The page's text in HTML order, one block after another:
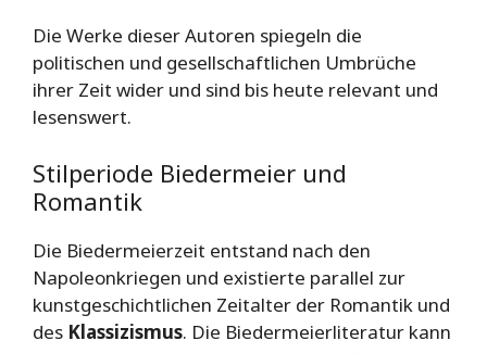
Die Werke dieser Autoren spiegeln die
politischen und gesellschaftlichen Umbrüche
ihrer Zeit wider und sind bis heute relevant und
lesenswert.
Stilperiode Biedermeier und
Romantik
Die Biedermeierzeit entstand nach den
Napoleonkriegen und existierte parallel zur
kunstgeschichtlichen Zeitalter der Romantik und
des Klassizismus. Die Biedermeierliteratur kann